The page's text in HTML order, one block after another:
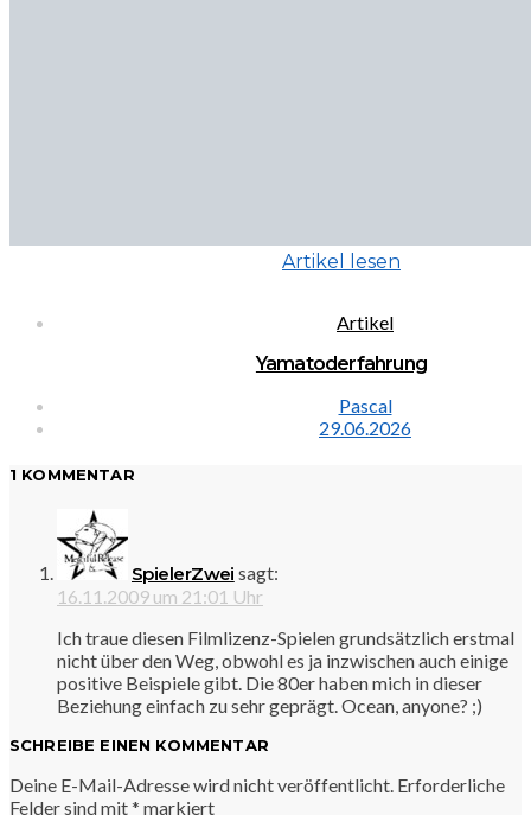
Artikel lesen
Artikel
Yamatoderfahrung
Pascal
29.06.2026
1 KOMMENTAR
SpielerZwei sagt:
16.11.2009 um 21:01 Uhr
Ich traue diesen Filmlizenz-Spielen grundsätzlich erstmal
nicht über den Weg, obwohl es ja inzwischen auch einige
positive Beispiele gibt. Die 80er haben mich in dieser
Beziehung einfach zu sehr geprägt. Ocean, anyone? ;)
SCHREIBE EINEN KOMMENTAR
Deine E-Mail-Adresse wird nicht veröffentlicht. Erforderliche
Felder sind mit* markiert